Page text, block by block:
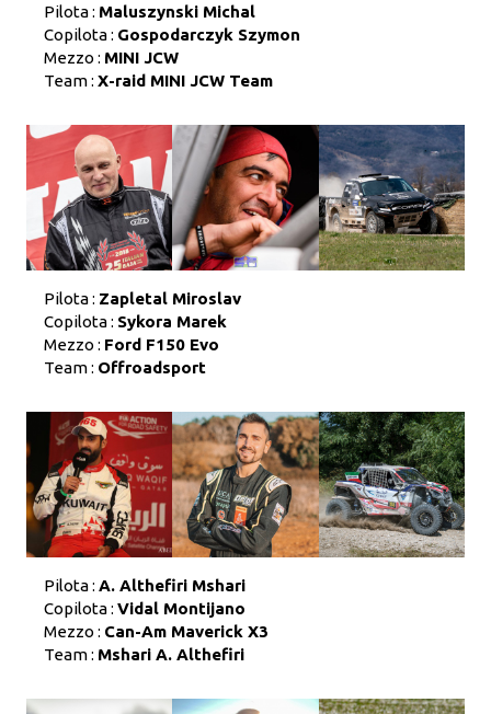
Pilota : Maluszynski Michal
Copilota : Gospodarczyk Szymon
Mezzo : MINI JCW
Team : X-raid MINI JCW Team
Pilota : Zapletal Miroslav
Copilota : Sykora Marek
Mezzo : Ford F150 Evo
Team : Offroadsport
Pilota : A. Althefiri Mshari
Copilota : Vidal Montijano
Mezzo : Can-Am Maverick X3
Team : Mshari A. Althefiri